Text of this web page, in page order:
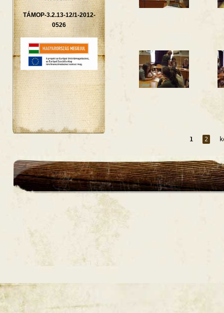
TÁMOP-3.2.13-12/1-2012-
0526
1 2